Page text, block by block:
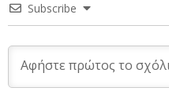
Subscribe